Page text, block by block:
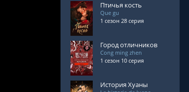
Птичья кость
Que gu
1 сезон 28 серия
Город отличников
Cong ming zhen
1 сезон 10 серия
История Хуаны